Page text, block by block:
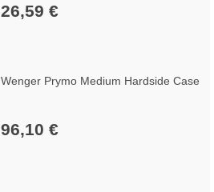
26,59 €
Wenger Prymo Medium Hardside Case
96,10 €